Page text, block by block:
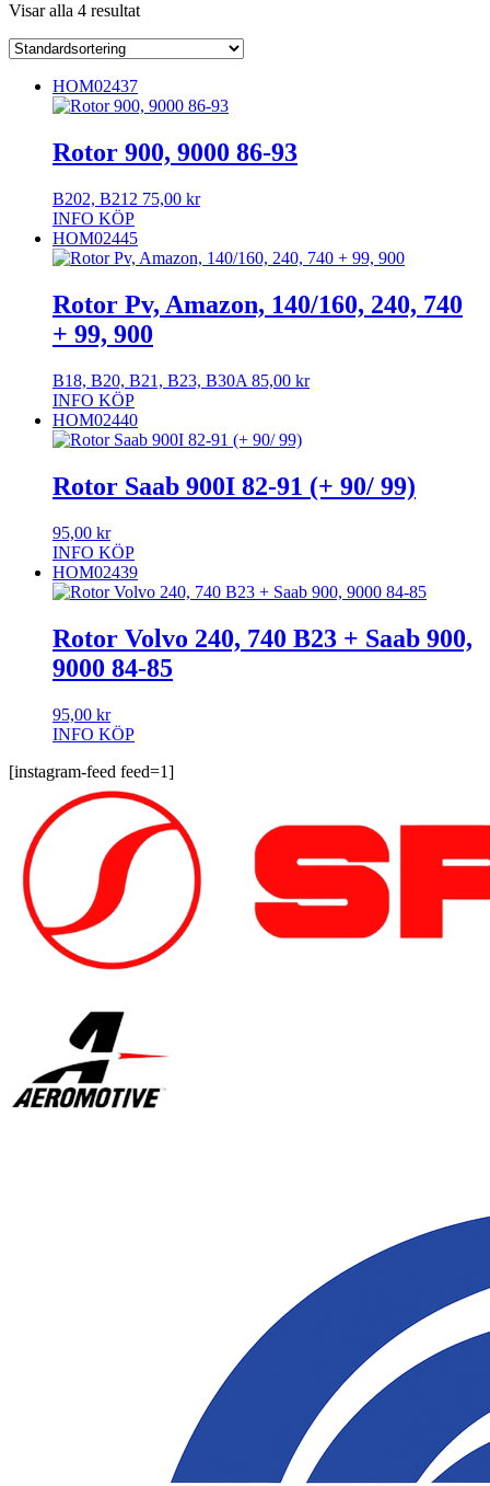
Visar alla 4 resultat
HOM02437
Rotor 900, 9000 86-93
B202, B212 75,00 kr
INFO KÖP
HOM02445
Rotor Pv, Amazon, 140/160, 240, 740
+ 99, 900
B18, B20, B21, B23, B30A 85,00 kr
INFO KÖP
HOM02440
Rotor Saab 900I 82-91 (+ 90/ 99)
95,00 kr
INFO KÖP
HOM02439
Rotor Volvo 240, 740 B23 + Saab 900,
9000 84-85
95,00 kr
INFO KÖP
[instagram-feed feed=1]